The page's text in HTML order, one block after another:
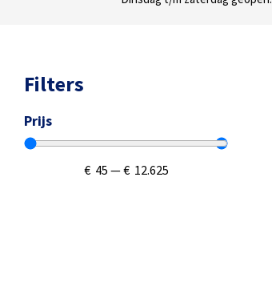
Filters
Prijs
€ 45 —€ 12.625